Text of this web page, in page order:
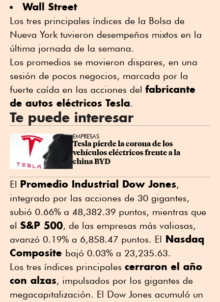
Wall Street
Los tres principales índices de la Bolsa de
Nueva York tuvieron desempeños mixtos en la
última jornada de la semana.
Los promedios se movieron dispares, en una
sesión de pocos negocios, marcada por la
fuerte caída en las acciones del fabricante
de autos eléctricos Tesla.
Te puede interesar
EMPRESAS
Tesla pierde la corona de los
vehículos eléctricos frente a la
china BYD
El Promedio Industrial Dow Jones,
integrado por las acciones de 30 gigantes,
subió 0.66% a 48,382.39 puntos, mientras que
el S&P 500, de las empresas más valiosas,
avanzó 0.19% a 6,858.47 puntos. El Nasdaq
Composite bajó 0.03% a 23,235.63.
Los tres índices principales cerraron el año
con alzas, impulsados por los gigantes de
megacapitalización. El Dow Jones acumuló un